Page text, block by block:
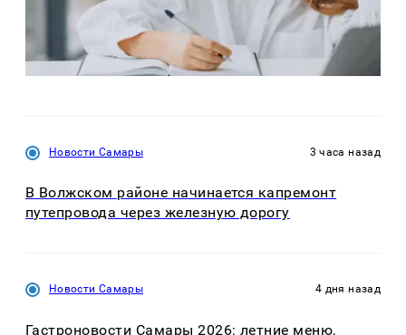
Новости Самары 3 часа назад
В Волжском районе начинается капремонт
путепровода через железную дорогу
Новости Самары 4 дня назад
Гастроновости Самары 2026: летние меню,